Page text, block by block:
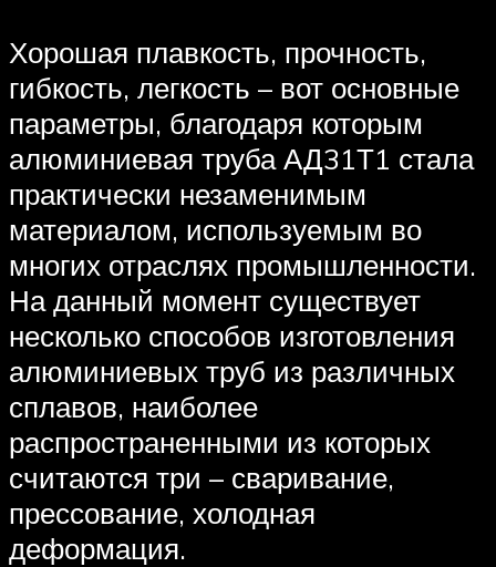
Хорошая плавкость, прочность,
гибкость, легкость – вот основные
параметры, благодаря которым
алюминиевая труба АД31Т1 стала
практически незаменимым
материалом, используемым во
многих отраслях промышленности.
На данный момент существует
несколько способов изготовления
алюминиевых труб из различных
сплавов, наиболее
распространенными из которых
считаются три – сваривание,
прессование, холодная
деформация.